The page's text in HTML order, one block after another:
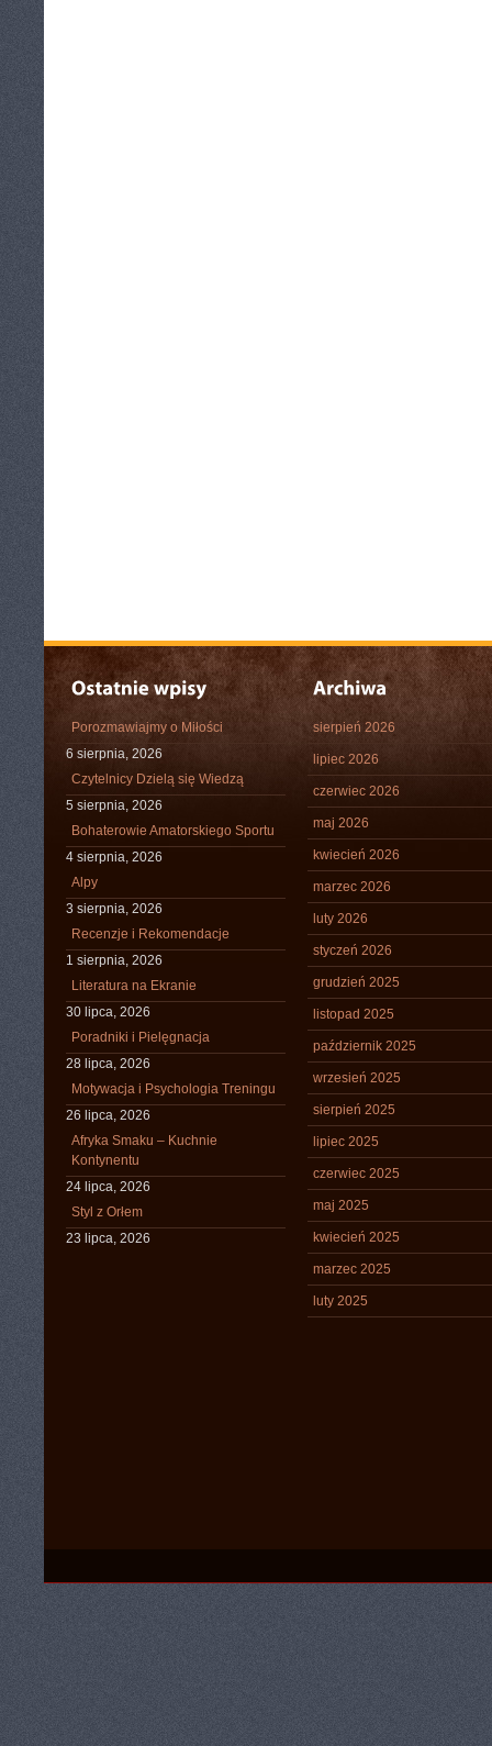
Porozmawiajmy o Miłości
6 sierpnia, 2026
Czytelnicy Dzielą się Wiedzą
5 sierpnia, 2026
Bohaterowie Amatorskiego Sportu
4 sierpnia, 2026
Alpy
3 sierpnia, 2026
Recenzje i Rekomendacje
1 sierpnia, 2026
Literatura na Ekranie
30 lipca, 2026
Poradniki i Pielęgnacja
28 lipca, 2026
Motywacja i Psychologia Treningu
26 lipca, 2026
Afryka Smaku – Kuchnie
Kontynentu
24 lipca, 2026
Styl z Orłem
23 lipca, 2026
sierpień 2026
lipiec 2026
czerwiec 2026
maj 2026
kwiecień 2026
marzec 2026
luty 2026
styczeń 2026
grudzień 2025
listopad 2025
październik 2025
wrzesień 2025
sierpień 2025
lipiec 2025
czerwiec 2025
maj 2025
kwiecień 2025
marzec 2025
luty 2025